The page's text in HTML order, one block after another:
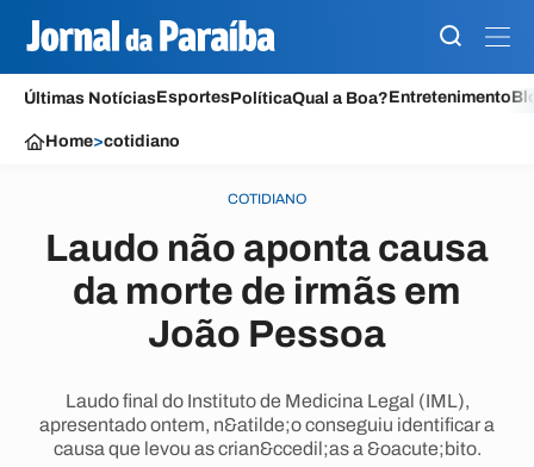
Últimas NotíciasEsportesPolíticaQual a Boa?Entretenimento
Home>cotidiano
COTIDIANO
Laudo não aponta causa
da morte de irmãs em
João Pessoa
Laudo final do Instituto de Medicina Legal (IML),
apresentado ontem, n&atilde;o conseguiu identificar a
causa que levou as crian&ccedil;as a &oacute;bito.